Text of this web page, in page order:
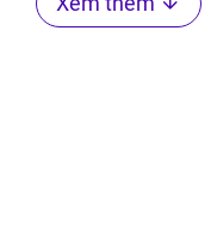
Xem thêm